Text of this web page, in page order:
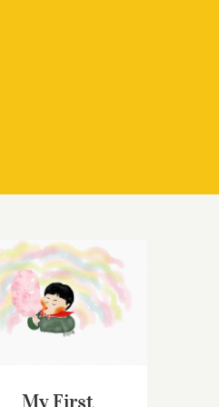
My First Cotton
Candy
My First